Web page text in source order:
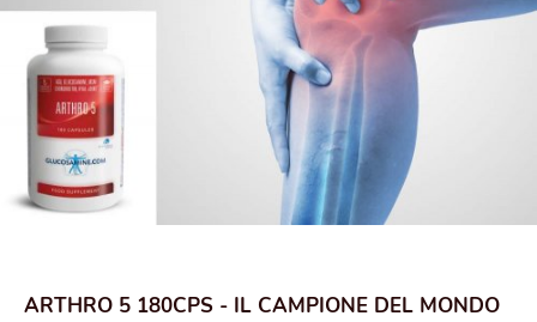
ARTHRO 5 180CPS - IL CAMPIONE DEL MONDO